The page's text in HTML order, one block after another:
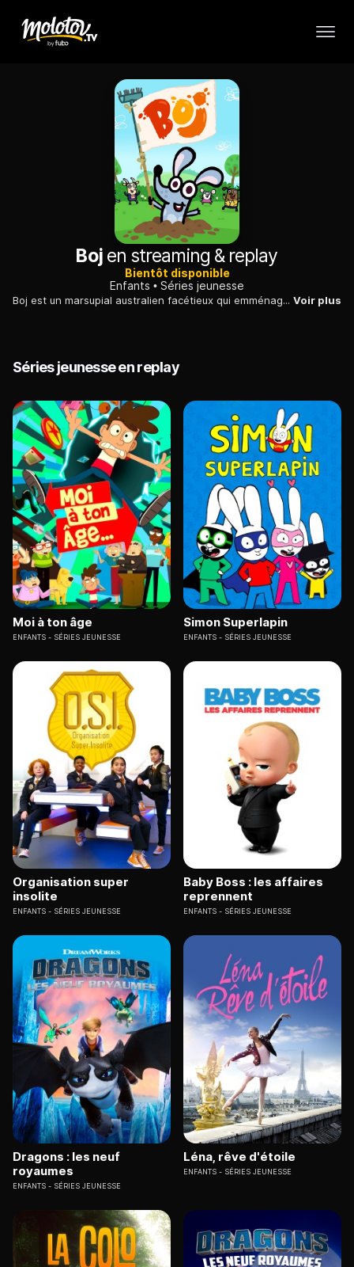
Bojen streaming & replay
Bientôt disponible
Enfants
Séries jeunesse
Boj est un marsupial australien facétieux qui emménage avec ses parents dans la communauté de Giggly Park. Il se fait rapidement des amis qui partagent avec lui de nombreuses découvertes. Voir plus
Séries jeunesse en replay
Moi à ton âge
ENFANTS SÉRIES JEUNESSE
Simon Superlapin
ENFANTS SÉRIES JEUNESSE
Organisation super
insolite
ENFANTS SÉRIES JEUNESSE
Baby Boss : les affaires
reprennent
ENFANTS SÉRIES JEUNESSE
Dragons : les neuf
royaumes
ENFANTS SÉRIES JEUNESSE
Léna, rêve d'étoile
ENFANTS SÉRIES JEUNESSE